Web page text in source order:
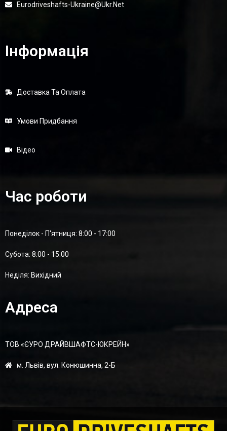
Eurodriveshafts-Ukraine@ukr.net
Інформація
Доставка Та Оплата
Умови Придбання
Відео
Час роботи
Понеділок - П'ятниця: 8:00 - 17:00
Суботa: 8:00 - 15:00
Неділя: Вихідний
Адреса
ТОВ «ЄУРО ДРАЙВШАФТC-ЮКРЕЙН»
м. Львів, вул. Конюшинна, 2-Б